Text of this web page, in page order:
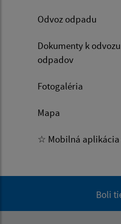
Odvoz odpadu
Dokumenty k odvozu
odpadov
Fotogaléria
Mapa
☆ Mobilná aplikácia
Boli